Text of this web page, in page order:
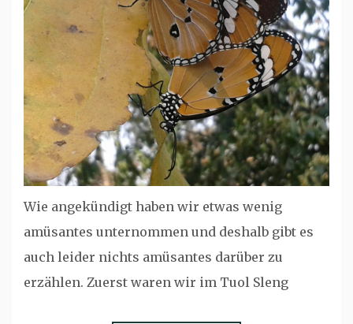
Wie angekündigt haben wir etwas wenig
amüsantes unternommen und deshalb gibt es
auch leider nichts amüsantes darüber zu
erzählen. Zuerst waren wir im Tuol Sleng